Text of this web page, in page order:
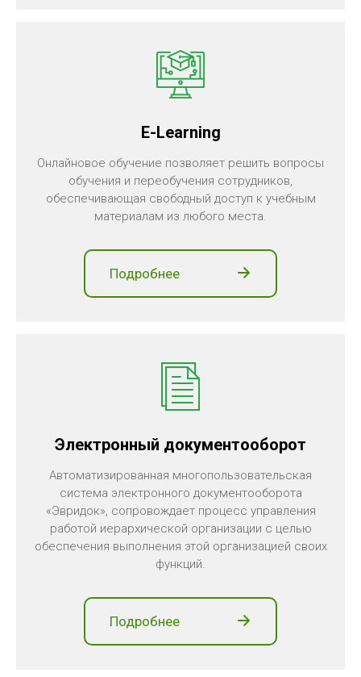
E-Learning
Онлайновое обучение позволяет решить вопросы
обучения и переобучения сотрудников,
обеспечивающая свободный доступ к учебным
материалам из любого места.
Подробнее
Электронный документооборот
Автоматизированная многопользовательская
система электронного документооборота
«Эвридок», сопровождает процесс управления
работой иерархической организации с целью
обеспечения выполнения этой организацией своих
функций.
Подробнее